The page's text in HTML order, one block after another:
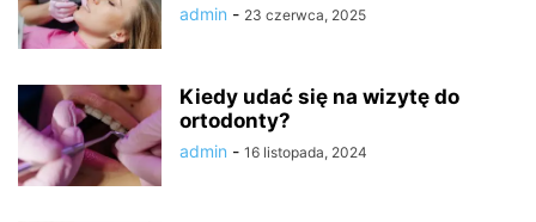
admin - 23 czerwca, 2025
Kiedy udać się na wizytę do
ortodonty?
admin - 16 listopada, 2024